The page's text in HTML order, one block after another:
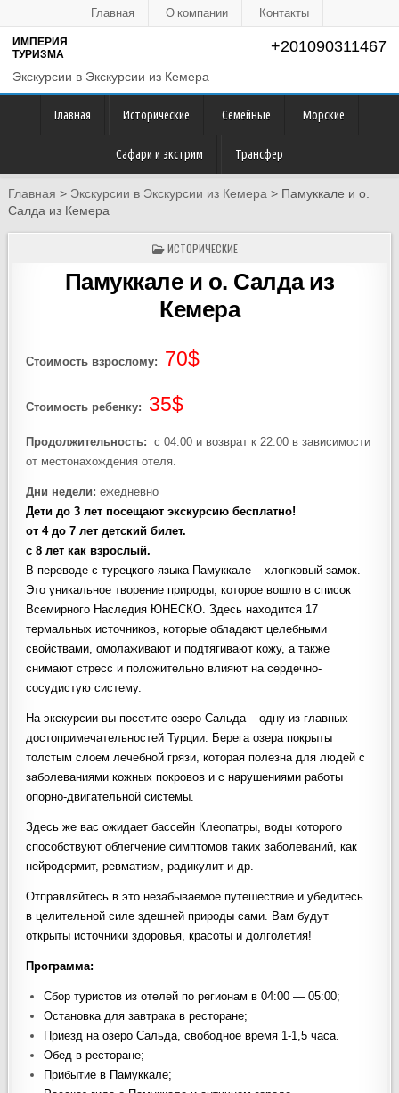
Главная О компании Контакты
ИМПЕРИЯ
ТУРИЗМА
Экскурсии в Экскурсии из Кемера
+201090311467
Главная Исторические Семейные Морские
Сафари и экстрим Трансфер
Главная > Экскурсии в Экскурсии из Кемера > Памуккале и о.
Салда из Кемера
POSTED
ИСТОРИЧЕСКИЕ
Памуккале и о. Салда из
Кемера
Стоимость взрослому: 70$
Стоимость ребенку: 35$
Продолжительность: с 04:00 и возврат к 22:00 в зависимости
от местонахождения отеля.
Дни недели: ежедневно
Дети до 3 лет посещают экскурсию бесплатно!
от 4 до 7 лет детский билет.
с 8 лет как взрослый.
В переводе с турецкого языка Памуккале – хлопковый замок.
Это уникальное творение природы, которое вошло в список
Всемирного Наследия ЮНЕСКО. Здесь находится 17
термальных источников, которые обладают целебными
свойствами, омолаживают и подтягивают кожу, а также
снимают стресс и положительно влияют на сердечно-
сосудистую систему.
На экскурсии вы посетите озеро Сальда – одну из главных
достопримечательностей Турции. Берега озера покрыты
толстым слоем лечебной грязи, которая полезна для людей с
заболеваниями кожных покровов и с нарушениями работы
опорно-двигательной системы.
Здесь же вас ожидает бассейн Клеопатры, воды которого
способствуют облегчение симптомов таких заболеваний, как
нейродермит, ревматизм, радикулит и др.
Отправляйтесь в это незабываемое путешествие и убедитесь
в целительной силе здешней природы сами. Вам будут
открыты источники здоровья, красоты и долголетия!
Программа:
Сбор туристов из отелей по регионам в 04:00 — 05:00;
Остановка для завтрака в ресторане;
Приезд на озеро Сальда, свободное время 1-1,5 часа.
Обед в ресторане;
Прибытие в Памуккале;